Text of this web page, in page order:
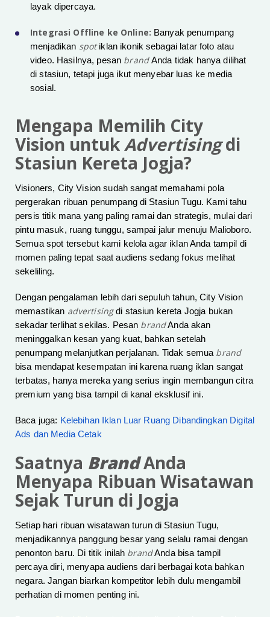
layak dipercaya.
Integrasi Offline ke Online: Banyak penumpang
menjadikan spotiklan ikonik sebagai latar foto atau
video. Hasilnya, pesan brandAnda tidak hanya dilihat
di stasiun, tetapi juga ikut menyebar luas ke media
sosial.
Mengapa Memilih City
Vision untukAdvertisingdi
Stasiun Kereta Jogja?
Visioners, City Vision sudah sangat memahami pola
pergerakan ribuan penumpang di Stasiun Tugu. Kami tahu
persis titik mana yang paling ramai dan strategis, mulai dari
pintu masuk, ruang tunggu, sampai jalur menuju Malioboro.
Semua spot tersebut kami kelola agar iklan Anda tampil di
momen paling tepat saat audiens sedang fokus melihat
sekeliling.
Dengan pengalaman lebih dari sepuluh tahun, City Vision
memastikan advertisingdi stasiun kereta Jogja bukan
sekadar terlihat sekilas. Pesan brandAnda akan
meninggalkan kesan yang kuat, bahkan setelah
penumpang melanjutkan perjalanan. Tidak semua brand
bisa mendapat kesempatan ini karena ruang iklan sangat
terbatas, hanya mereka yang serius ingin membangun citra
premium yang bisa tampil di kanal eksklusif ini.
Baca juga: Kelebihan Iklan Luar Ruang Dibandingkan Digital
Ads dan Media Cetak
Saatnya BrandAnda
Menyapa Ribuan Wisatawan
Sejak Turun di Jogja
Setiap hari ribuan wisatawan turun di Stasiun Tugu,
menjadikannya panggung besar yang selalu ramai dengan
penonton baru. Di titik inilah brandAnda bisa tampil
percaya diri, menyapa audiens dari berbagai kota bahkan
negara. Jangan biarkan kompetitor lebih dulu mengambil
perhatian di momen penting ini.